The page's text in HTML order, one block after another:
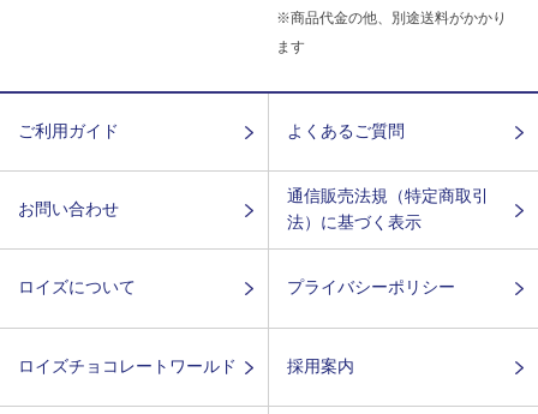
※商品代金の他、別途送料がかかり
ます
ご利用ガイド よくあるご質問
お問い合わせ
通信販売法規（特定商取引
法）に基づく表示
ロイズについて プライバシーポリシー
ロイズチョコレートワールド 採用案内